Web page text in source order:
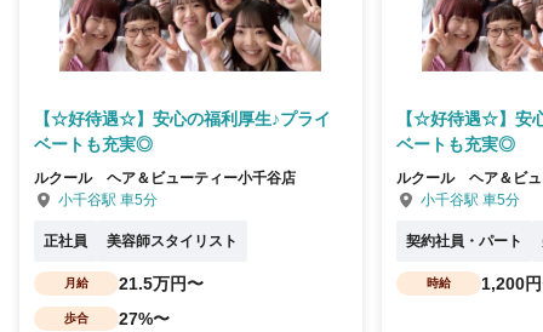
【☆好待遇☆】安心の福利厚生♪プライ
ベートも充実◎
ルクール ヘア＆ビューティー小千谷店
小千谷駅 車5分
正社員 美容師スタイリスト
月給 21.5万円〜
歩合 27%〜
【☆好待遇☆】安
ベートも充実◎
ルクール ヘア＆ビュ
小千谷駅 車5分
契約社員・パート
時給 1,200